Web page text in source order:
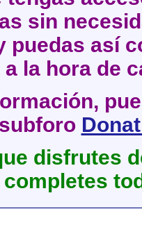
sin
puedas así
a la hora de
disfrutes
completes